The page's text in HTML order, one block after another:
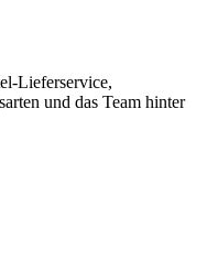
Lieferservice,
und das Team hinter